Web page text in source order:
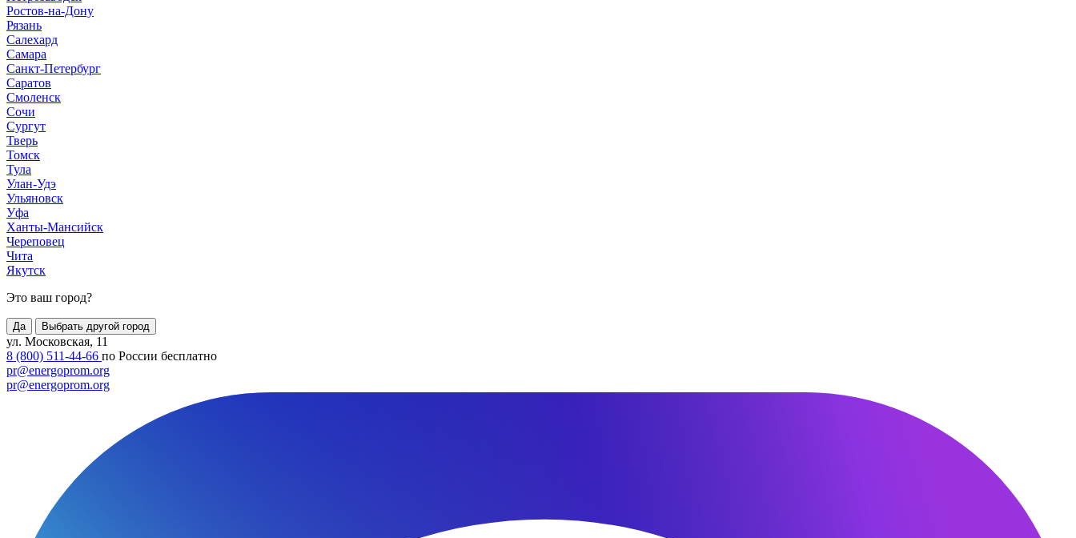
Ростов-на-Дону
Рязань
Салехард
Самара
Санкт-Петербург
Саратов
Смоленск
Сочи
Сургут
Тверь
Томск
Тула
Улан-Удэ
Ульяновск
Уфа
Ханты-Мансийск
Череповец
Чита
Якутск
Это ваш город?
Да Выбрать другой город
ул. Московская, 11
8 (800) 511-44-66 по России бесплатно
pr@energoprom.org
pr@energoprom.org